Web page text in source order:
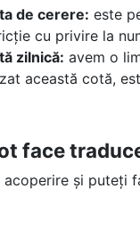
de cerere: este
cu privire la
zilnică: avem o
această cotă,
face
acoperire și puteți